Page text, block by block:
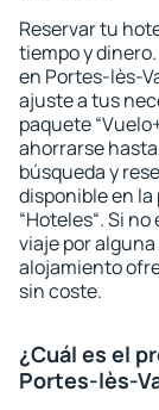
Reservar tu
tiempo y
en Portes-lès-
ajuste a tus
paquete
ahorrarse
búsqueda y
disponible en la
“Hoteles“. Si
viaje por
alojamiento
sin coste.
¿Cuál es el
Portes-lès-